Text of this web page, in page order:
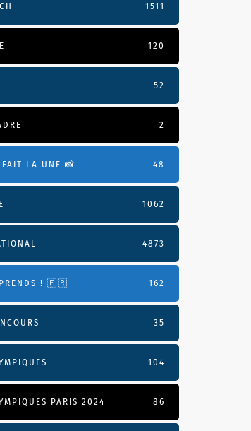
1511
120
52
2
LA UNE 📸 48
1062
4873
! 🇫🇷 162
35
104
PARIS 2024 86